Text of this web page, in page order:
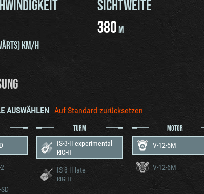
KM/H
SICHTWEITE
380M
AUSWÄHLEN Auf Standard zurücksetzen
TURM
IS-3-II experimental
RIGHT
IS-3-II late
RIGHT
MOTOR
V-12-5M
V-12-6M